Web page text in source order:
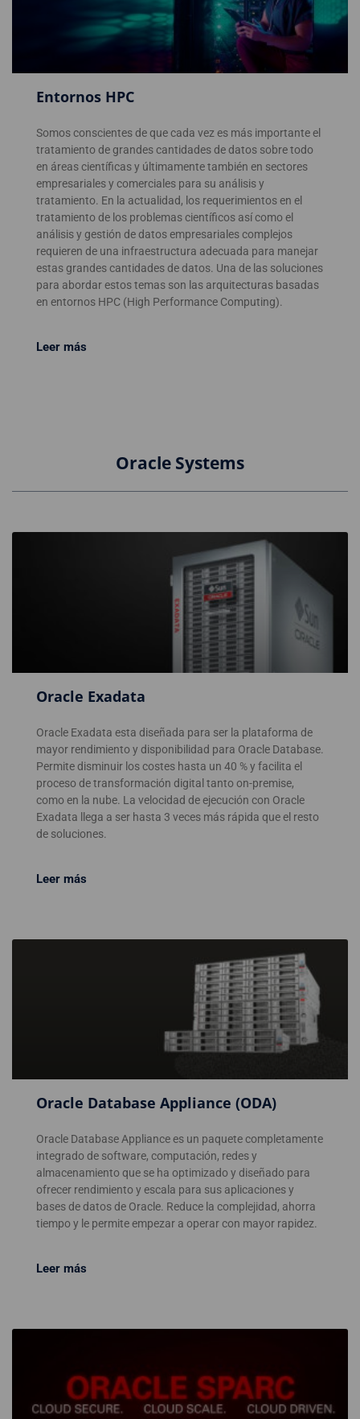
Entornos HPC
Somos conscientes de que cada vez es más importante el
tratamiento de grandes cantidades de datos sobre todo
en áreas científicas y últimamente también en sectores
empresariales y comerciales para su análisis y
tratamiento. En la actualidad, los requerimientos en el
tratamiento de los problemas científicos así como el
análisis y gestión de datos empresariales complejos
requieren de una infraestructura adecuada para manejar
estas grandes cantidades de datos. Una de las soluciones
para abordar estos temas son las arquitecturas basadas
en entornos HPC (High Performance Computing).
Leer más
Oracle Systems
Oracle Exadata
Oracle Exadata esta diseñada para ser la plataforma de
mayor rendimiento y disponibilidad para Oracle Database.
Permite disminuir los costes hasta un 40 % y facilita el
proceso de transformación digital tanto on-premise,
como en la nube. La velocidad de ejecución con Oracle
Exadata llega a ser hasta 3 veces más rápida que el resto
de soluciones.
Leer más
Oracle Database Appliance (ODA)
Oracle Database Appliance es un paquete completamente
integrado de software, computación, redes y
almacenamiento que se ha optimizado y diseñado para
ofrecer rendimiento y escala para sus aplicaciones y
bases de datos de Oracle. Reduce la complejidad, ahorra
tiempo y le permite empezar a operar con mayor rapidez.
Leer más